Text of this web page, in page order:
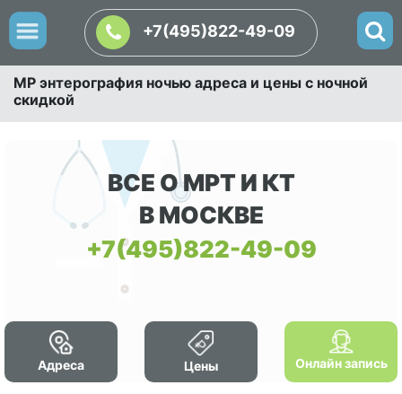
+7(495)822-49-09
МР энтерография ночью адреса и цены с ночной
скидкой
ВСЕ О МРТ И КТ
В МОСКВЕ
+7(495)822-49-09
Адреса Цены Онлайн запись